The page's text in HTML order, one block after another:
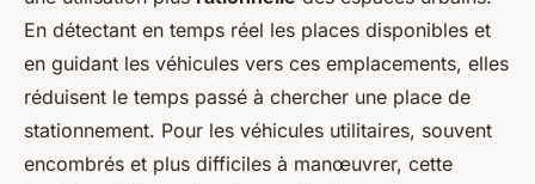
En détectant en temps réel les places disponibles et
en guidant les véhicules vers ces emplacements, elles
réduisent le temps passé à chercher une place de
stationnement. Pour les véhicules utilitaires, souvent
encombrés et plus difficiles à manœuvrer, cette